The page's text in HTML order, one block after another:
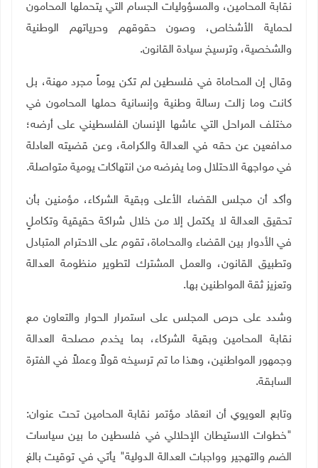
نقابة المحامين، والمسؤوليات الجسام التي يتحملها المحامون
لحماية الأشخاص، وصون حقوقهم وحرياتهم الوطنية
والشخصية، وترسيخ سيادة القانون.
وقال إن المحاماة في فلسطين لم تكن يوماً مجرد مهنة، بل
كانت وما زالت رسالة وطنية وإنسانية حملها المحامون في
مختلف المراحل التي عاشها الإنسان الفلسطيني على أرضه؛
مدافعين عن حقه في العدالة والكرامة، وعن قضيته العادلة
في مواجهة الاحتلال وما يفرضه من انتهاكات يومية متواصلة.
وأكد أن مجلس القضاء الأعلى وبقية الشركاء، مؤمنين بأن
تحقيق العدالة لا يكتمل إلا من خلال شراكة حقيقية وتكاملٍ
في الأدوار بين القضاء والمحاماة، تقوم على الاحترام المتبادل
وتطبيق القانون، والعمل المشترك لتطوير منظومة العدالة
وتعزيز ثقة المواطنين بها.
وشدد على حرص المجلس على استمرار الحوار والتعاون مع
نقابة المحامين وبقية الشركاء، بما يخدم مصلحة العدالة
وجمهور المواطنين، وهذا ما تم ترسيخه قولاً وعملاً في الفترة
السابقة.
وتابع العويوي أن انعقاد مؤتمر نقابة المحامين تحت عنوان:
"خطوات الاستيطان الإحلالي في فلسطين ما بين سياسات
الضم والتهجير وواجبات العدالة الدولية" يأتي في توقيت بالغ